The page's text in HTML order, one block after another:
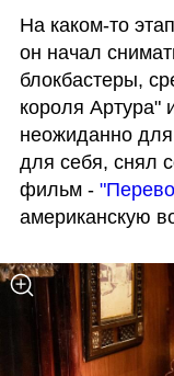
На каком-то
он начал
блокбастеры,
короля Артура"
неожиданно для
для себя, снял
фильм -
американскую